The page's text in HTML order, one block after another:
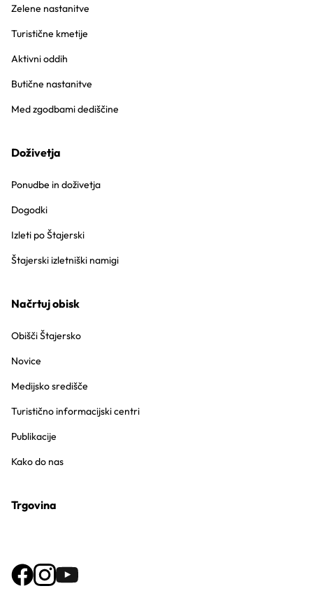
Zelene nastanitve
Turistične kmetije
Aktivni oddih
Butične nastanitve
Med zgodbami dediščine
Doživetja
Ponudbe in doživetja
Dogodki
Izleti po Štajerski
Štajerski izletniški namigi
Načrtuj obisk
Obišči Štajersko
Novice
Medijsko središče
Turistično informacijski centri
Publikacije
Kako do nas
Trgovina